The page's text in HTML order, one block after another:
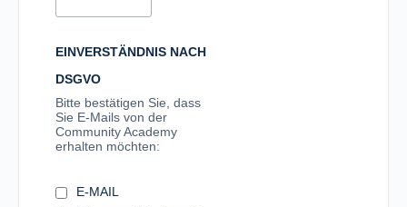
EINVERSTÄNDNIS NACH
DSGVO
Bitte bestätigen Sie, dass
Sie E-Mails von der
Community Academy
erhalten möchten:
E-MAIL